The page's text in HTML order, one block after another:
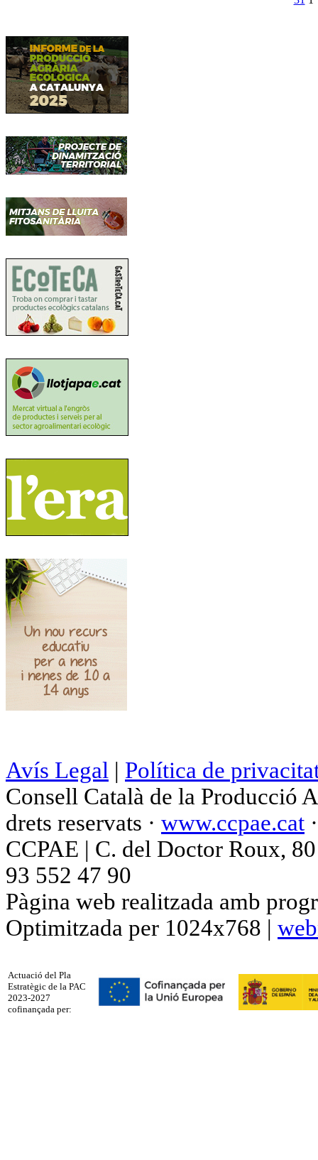
Avís Legal | Política de
Consell Català de la Producció
drets reservats · www.ccpae.cat
CCPAE | C. del Doctor Roux,
93 552 47 90
Pàgina web realitzada amb
Optimitzada per 1024x768 |
Actuació del Pla
Estratègic de la PAC
2023-2027
cofinançada per: